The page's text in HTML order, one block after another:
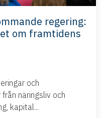
regering:
om framtidens
och
näringsliv och
kapital...